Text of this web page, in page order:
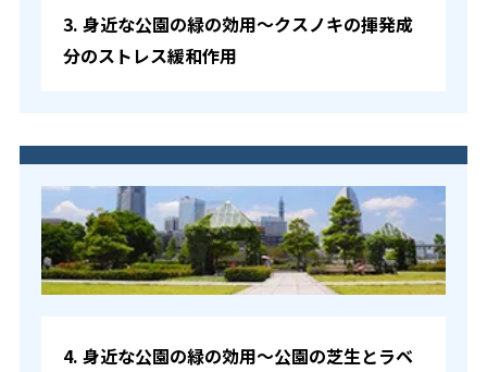
3. 身近な公園の緑の効用〜クスノキの揮発成
分のストレス緩和作用
4. 身近な公園の緑の効用〜公園の芝生とラベ